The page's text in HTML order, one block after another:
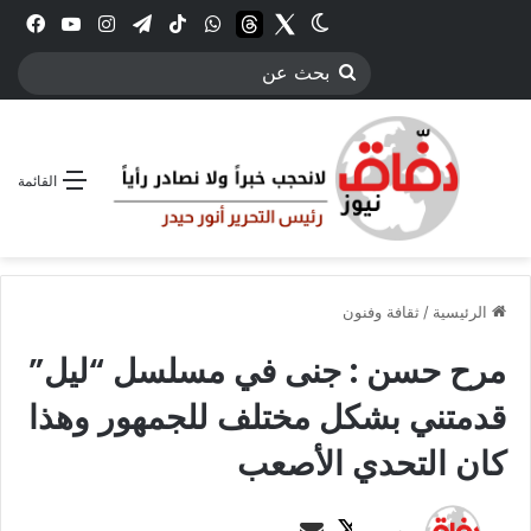
انستقرامتيلقرام‫TikTokواتسابthreadsTwitter
الوضع المظلم
بحث
القائمة
الرئيسية /ثقافة وفنون
مرح حسن : جنى في مسلسل “ليل”
قدمتني بشكل مختلف للجمهور وهذا
كان التحدي الأصعب